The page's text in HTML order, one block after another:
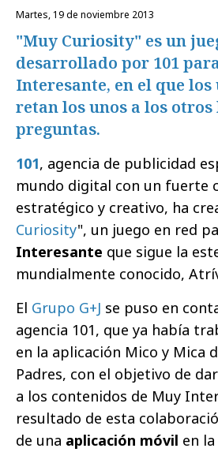
martes, 19 de noviembre 2013
"Muy Curiosity" es un
desarrollado por 101
Interesante, en el que los
retan los unos a los otros
preguntas.
101, agencia de publicidad
mundo digital con un fuerte
estratégico y creativo, ha
Curiosity", un juego en red
Interesante que sigue la
mundialmente conocido,
El Grupo G+J se puso en
agencia 101, que ya había
en la aplicación Mico y Mica
Padres, con el objetivo de
a los contenidos de Muy
resultado de esta
de una aplicación móvil en